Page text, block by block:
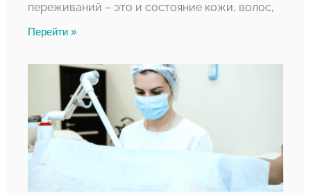
переживаний – это и состояние кожи, волос,
Перейти »